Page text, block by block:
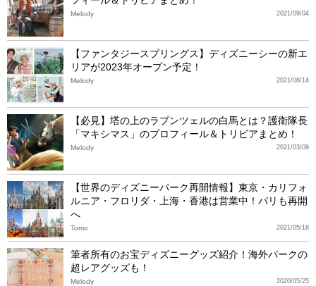
2021/09/04
Melody
【ファンタジースプリングス】ディズニーシーの新エ
リアが2023年オープン予定！
2021/08/14
Melody
【必見】塔の上のラプンツェルの白馬とは？護衛隊長
「マキシマス」のプロフィール＆トリビアまとめ！
2021/03/09
Melody
【世界のディズニーパーク再開情報】東京・カリフォ
ルニア・フロリダ・上海・香港は営業中！パリも再開
へ
2021/05/18
Tomo
筆者所有のお宝ディズニーグッズ紹介！海外パークの
超レアグッズも！
2020/05/25
Melody